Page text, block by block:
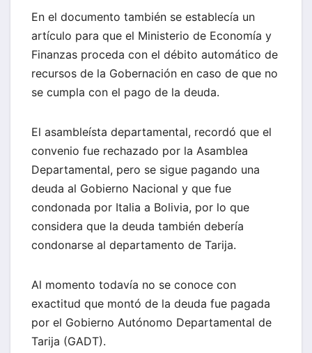
En el documento también se establecía un
artículo para que el Ministerio de Economía y
Finanzas proceda con el débito automático de
recursos de la Gobernación en caso de que no
se cumpla con el pago de la deuda.
El asambleísta departamental, recordó que el
convenio fue rechazado por la Asamblea
Departamental, pero se sigue pagando una
deuda al Gobierno Nacional y que fue
condonada por Italia a Bolivia, por lo que
considera que la deuda también debería
condonarse al departamento de Tarija.
Al momento todavía no se conoce con
exactitud que montó de la deuda fue pagada
por el Gobierno Autónomo Departamental de
Tarija (GADT).